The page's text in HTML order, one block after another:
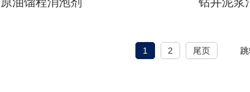
1 2 尾页 跳